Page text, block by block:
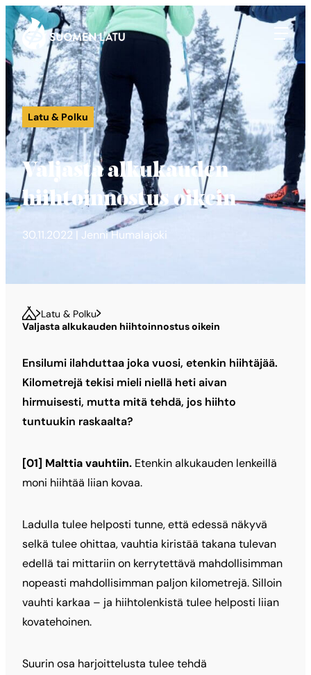
Siirry
suoraan
sisältöön
Suomen Latu
Latu & Polku
Valjasta alkukauden
hiihtoinnostus oikein
30.11.2022 | Jenni Humalajoki
Latu & Polku
Valjasta alkukauden hiihtoinnostus oikein
Ensilumi ilahduttaa joka vuosi, etenkin hiihtäjää.
Kilometrejä tekisi mieli niellä heti aivan
hirmuisesti, mutta mitä tehdä, jos hiihto
tuntuukin raskaalta?
[01] Malttia vauhtiin. Etenkin alkukauden lenkeillä
moni hiihtää liian kovaa.
Ladulla tulee helposti tunne, että edessä näkyvä
selkä tulee ohittaa, vauhtia kiristää takana tulevan
edellä tai mittariin on kerrytettävä mahdollisimman
nopeasti mahdollisimman paljon kilometrejä. Silloin
vauhti karkaa – ja hiihtolenkistä tulee helposti liian
kovatehoinen.
Suurin osa harjoittelusta tulee tehdä